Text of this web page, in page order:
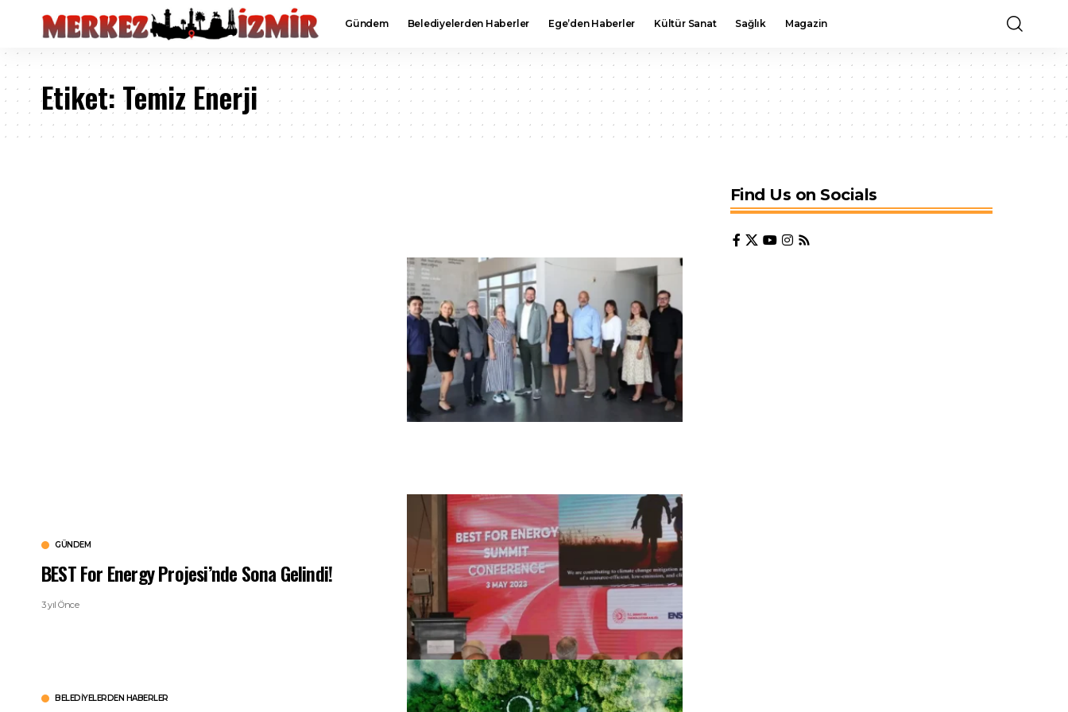
Gündem Belediyelerden Haberler Ege’den Haberler Kültür Sanat Sağlık Magazin
Etiket: Temiz Enerji
GÜNDEM
BEST For Energy Projesi’nde Sona Gelindi!
3 yıl Önce
BELEDIYELERDEN HABERLER
Find Us on Socials